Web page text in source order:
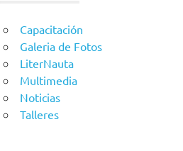
Capacitación
Galeria de Fotos
LiterNauta
Multimedia
Noticias
Talleres